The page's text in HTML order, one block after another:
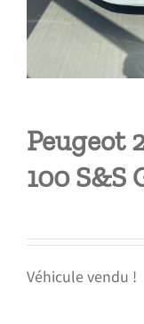
Peugeot
100 S&S
Véhicule vendu !